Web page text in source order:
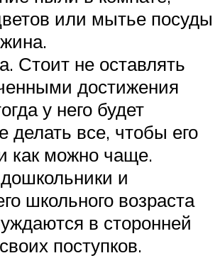
или мытье посуды
Стоит не оставлять
достижения
у него будет
делать все, чтобы его
как можно чаще.
и
школьного возраста
в сторонней
поступков.